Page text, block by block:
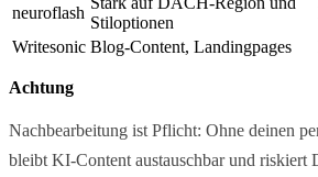
neuroflash
Stiloptionen
Writesonic Blog-Content, Landingpages
Achtung
Nachbearbeitung ist Pflicht: Ohne deinen
bleibt KI-Content austauschbar und riskiert